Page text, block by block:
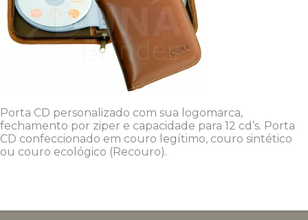
Porta CD personalizado com sua logomarca,
fechamento por ziper e capacidade para 12 cd’s. Porta
CD confeccionado em couro legítimo, couro sintético
ou couro ecológico (Recouro).